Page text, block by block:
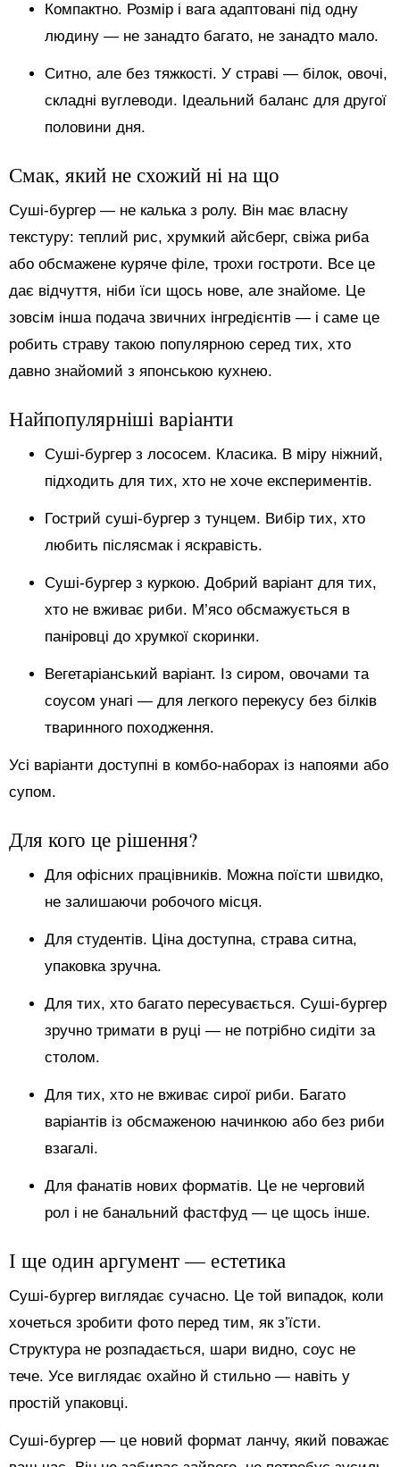
Компактно. Розмір і вага адаптовані під одну
людину — не занадто багато, не занадто мало.
Ситно, але без тяжкості. У страві — білок, овочі,
складні вуглеводи. Ідеальний баланс для другої
половини дня.
Смак, який не схожий ні на що
Суші-бургер — не калька з ролу. Він має власну
текстуру: теплий рис, хрумкий айсберг, свіжа риба
або обсмажене куряче філе, трохи гостроти. Все це
дає відчуття, ніби їси щось нове, але знайоме. Це
зовсім інша подача звичних інгредієнтів — і саме це
робить страву такою популярною серед тих, хто
давно знайомий з японською кухнею.
Найпопулярніші варіанти
Суші-бургер з лососем. Класика. В міру ніжний,
підходить для тих, хто не хоче експериментів.
Гострий суші-бургер з тунцем. Вибір тих, хто
любить післясмак і яскравість.
Суші-бургер з куркою. Добрий варіант для тих,
хто не вживає риби. М’ясо обсмажується в
паніровці до хрумкої скоринки.
Вегетаріанський варіант. Із сиром, овочами та
соусом унагі — для легкого перекусу без білків
тваринного походження.
Усі варіанти доступні в комбо-наборах із напоями або
супом.
Для кого це рішення?
Для офісних працівників. Можна поїсти швидко,
не залишаючи робочого місця.
Для студентів. Ціна доступна, страва ситна,
упаковка зручна.
Для тих, хто багато пересувається. Суші-бургер
зручно тримати в руці — не потрібно сидіти за
столом.
Для тих, хто не вживає сирої риби. Багато
варіантів із обсмаженою начинкою або без риби
взагалі.
Для фанатів нових форматів. Це не черговий
рол і не банальний фастфуд — це щось інше.
І ще один аргумент — естетика
Суші-бургер виглядає сучасно. Це той випадок, коли
хочеться зробити фото перед тим, як з’їсти.
Структура не розпадається, шари видно, соус не
тече. Усе виглядає охайно й стильно — навіть у
простій упаковці.
Суші-бургер — це новий формат ланчу, який поважає